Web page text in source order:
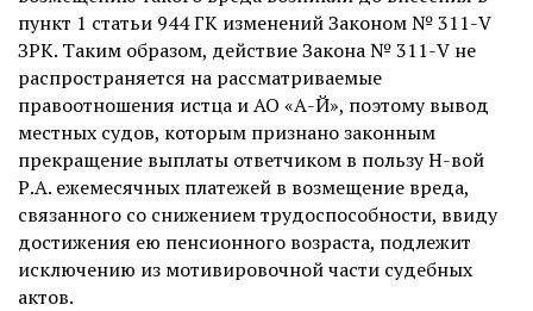
пункт 1 статьи 944 ГК изменений Законом № 311-V
ЗРК. Таким образом, действие Закона № 311-V не
распространяется на рассматриваемые
правоотношения истца и АО «А-Й», поэтому вывод
местных судов, которым признано законным
прекращение выплаты ответчиком в пользу Н-вой
Р.А. ежемесячных платежей в возмещение вреда,
связанного со снижением трудоспособности, ввиду
достижения ею пенсионного возраста, подлежит
исключению из мотивировочной части судебных
актов.